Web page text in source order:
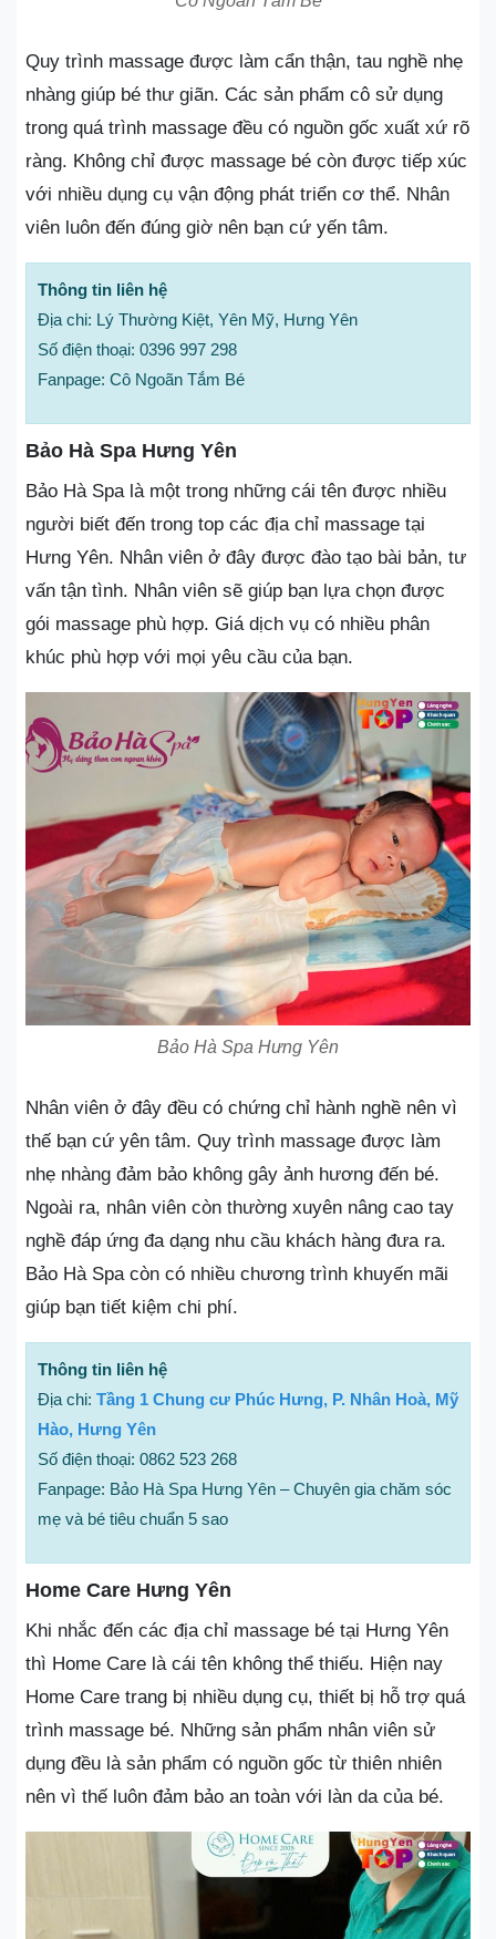
Quy trình massage được làm cẩn thận, tau nghề nhẹ
nhàng giúp bé thư giãn. Các sản phẩm cô sử dụng
trong quá trình massage đều có nguồn gốc xuất xứ rõ
ràng. Không chỉ được massage bé còn được tiếp xúc
với nhiều dụng cụ vận động phát triển cơ thể. Nhân
viên luôn đến đúng giờ nên bạn cứ yến tâm.
Thông tin liên hệ
Địa chi: Lý Thường Kiệt, Yên Mỹ, Hưng Yên
Số điện thoại: 0396 997 298
Fanpage: Cô Ngoãn Tắm Bé
Bảo Hà Spa Hưng Yên
Bảo Hà Spa là một trong những cái tên được nhiều
người biết đến trong top các địa chỉ massage tại
Hưng Yên. Nhân viên ở đây được đào tạo bài bản, tư
vấn tận tình. Nhân viên sẽ giúp bạn lựa chọn được
gói massage phù hợp. Giá dịch vụ có nhiều phân
khúc phù hợp với mọi yêu cầu của bạn.
Bảo Hà Spa Hưng Yên
Nhân viên ở đây đều có chứng chỉ hành nghề nên vì
thế bạn cứ yên tâm. Quy trình massage được làm
nhẹ nhàng đảm bảo không gây ảnh hương đến bé.
Ngoài ra, nhân viên còn thường xuyên nâng cao tay
nghề đáp ứng đa dạng nhu cầu khách hàng đưa ra.
Bảo Hà Spa còn có nhiều chương trình khuyến mãi
giúp bạn tiết kiệm chi phí.
Thông tin liên hệ
Địa chi: Tầng 1 Chung cư Phúc Hưng, P. Nhân Hoà, Mỹ
Hào, Hưng Yên
Số điện thoại: 0862 523 268
Fanpage: Bảo Hà Spa Hưng Yên – Chuyên gia chăm sóc
mẹ và bé tiêu chuẩn 5 sao
Home Care Hưng Yên
Khi nhắc đến các địa chỉ massage bé tại Hưng Yên
thì Home Care là cái tên không thể thiếu. Hiện nay
Home Care trang bị nhiều dụng cụ, thiết bị hỗ trợ quá
trình massage bé. Những sản phẩm nhân viên sử
dụng đều là sản phẩm có nguồn gốc từ thiên nhiên
nên vì thế luôn đảm bảo an toàn với làn da của bé.